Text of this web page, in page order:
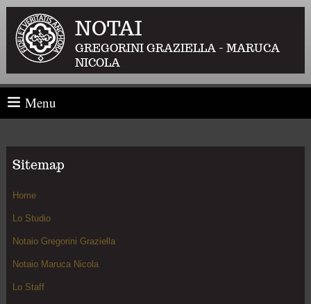
NOTAI
GREGORINI GRAZIELLA - MARUCA
NICOLA
Menu
Sitemap
Home
Lo Studio
Notaio Gregorini Graziella
Notaio Maruca Nicola
Lo Staff